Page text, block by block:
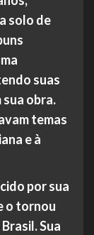
solo de
suas
obra.
temas
e à
por sua
o tornou
Sua